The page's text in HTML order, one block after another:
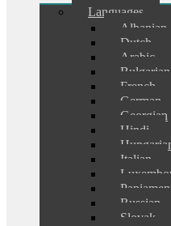
Languages
Albanian
Dutch
Arabic
Bulgarian
French
German
Georgian
Hindi
Italian
Russian
Slovak